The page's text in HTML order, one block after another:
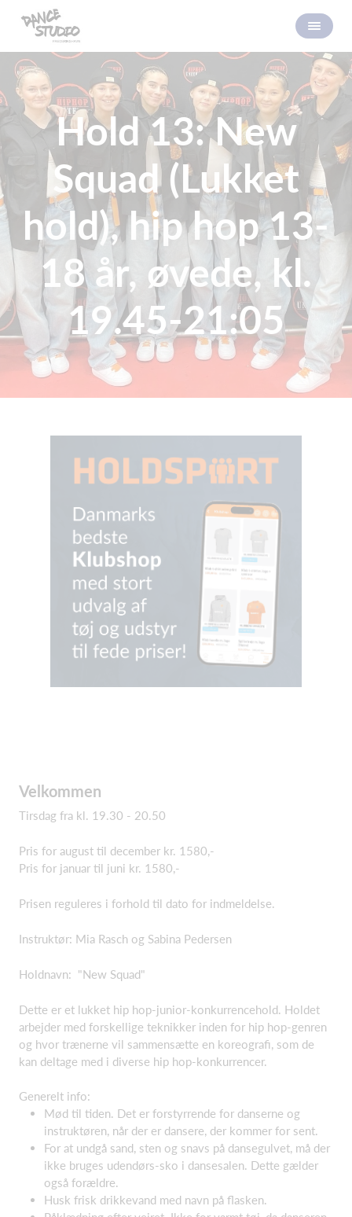
Hold 13: New
Squad (Lukket
hold), hip hop 13-
18 år, øvede, kl.
19.45-21:05
Velkommen
Tirsdag fra kl. 19.30 - 20.50
Pris for august til december kr. 1580,-
Pris for januar til juni kr. 1580,-
Prisen reguleres i forhold til dato for indmeldelse.
Instruktør: Mia Rasch og Sabina Pedersen
Holdnavn: "New Squad"
Dette er et lukket hip hop-junior-konkurrencehold. Holdet
arbejder med forskellige teknikker inden for hip hop-genren
og hvor trænerne vil sammensætte en koreografi, som de
kan deltage med i diverse hip hop-konkurrencer.
Generelt info:
Mød til tiden. Det er forstyrrende for danserne og
instruktøren, når der er dansere, der kommer for sent.
For at undgå sand, sten og snavs på dansegulvet, må der
ikke bruges udendørs-sko i dansesalen. Dette gælder
også forældre.
Husk frisk drikkevand med navn på flasken.